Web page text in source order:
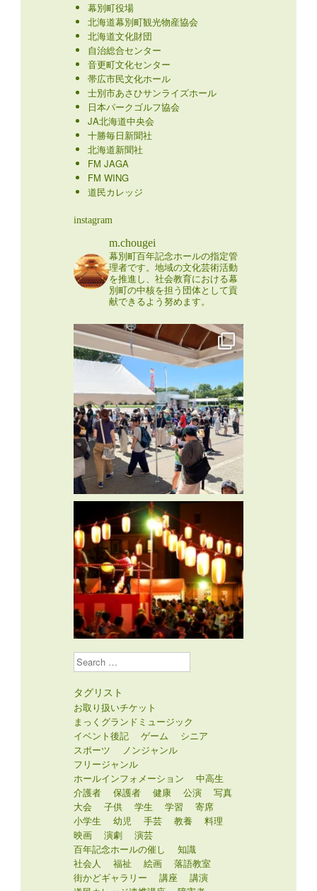
幕別町役場
北海道幕別町観光物産協会
北海道文化財団
自治総合センター
音更町文化センター
帯広市民文化ホール
士別市あさひサンライズホール
日本パークゴルフ協会
JA北海道中央会
十勝毎日新聞社
北海道新聞社
FM JAGA
FM WING
道民カレッジ
instagram
m.chougei
幕別町百年記念ホールの指定管
理者です。地域の文化芸術活動
を推進し、社会教育における幕
別町の中核を担う団体として貢
献できるよう努めます。
Search
タグリスト
お取り扱いチケット
まっくグランドミュージック
イベント後記
ゲーム
シニア
スポーツ
ノンジャンル
フリージャンル
ホールインフォメーション
中高生
介護者
保護者 健康 公演
写真
大会
子供 学生 学習
寄席
小学生
幼児 手芸 教養
料理
映画
演劇
演芸
百年記念ホールの催し
知識
社会人
福祉 絵画
落語教室
街かどギャラリー
講座
講演